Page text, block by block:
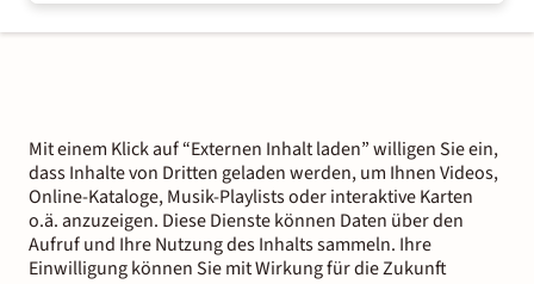
Mit einem Klick auf “Externen Inhalt laden” willigen Sie ein,
dass Inhalte von Dritten geladen werden, um Ihnen Videos,
Online-Kataloge, Musik-Playlists oder interaktive Karten
o.ä. anzuzeigen. Diese Dienste können Daten über den
Aufruf und Ihre Nutzung des Inhalts sammeln. Ihre
Einwilligung können Sie mit Wirkung für die Zukunft